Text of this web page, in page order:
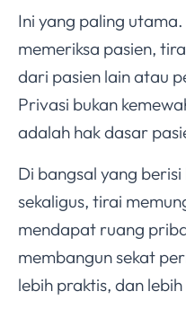
Ini yang paling
memeriksa pasien,
dari pasien lain atau
Privasi bukan
adalah hak dasar
Di bangsal yang
sekaligus, tirai
mendapat ruang
membangun sekat
lebih praktis, dan